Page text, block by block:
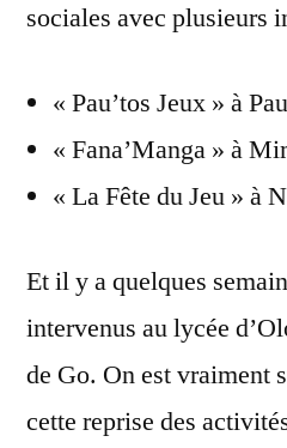
sociales avec plusieurs
« Pau’tos Jeux » à
« Fana’Manga » à
« La Fête du Jeu » à
Et il y a quelques
intervenus au lycée
de Go. On est vraiment
cette reprise des